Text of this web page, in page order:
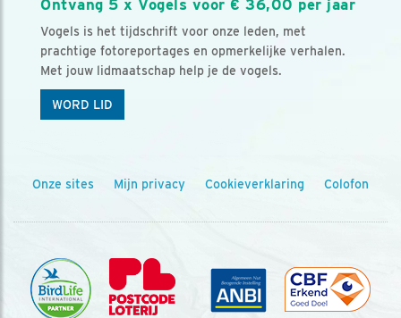
Ontvang 5 x Vogels voor € 36,00 per jaar
Vogels is het tijdschrift voor onze leden, met
prachtige fotoreportages en opmerkelijke verhalen.
Met jouw lidmaatschap help je de vogels.
WORD LID
Onze sites Mijn privacy Cookieverklaring Colofon